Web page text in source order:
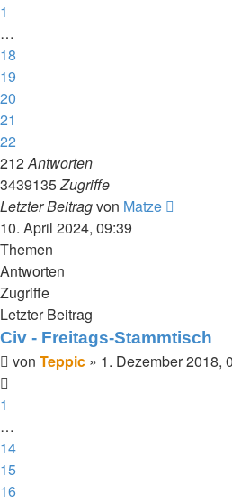
1
…
18
19
20
21
22
212Antworten
3439135Zugriffe
Letzter Beitragvon Matze
10. April 2024, 09:39
Themen
Antworten
Zugriffe
Letzter Beitrag
Civ - Freitags-Stammtisch
von Teppic » 1. Dezember 2018,
1
…
14
15
16